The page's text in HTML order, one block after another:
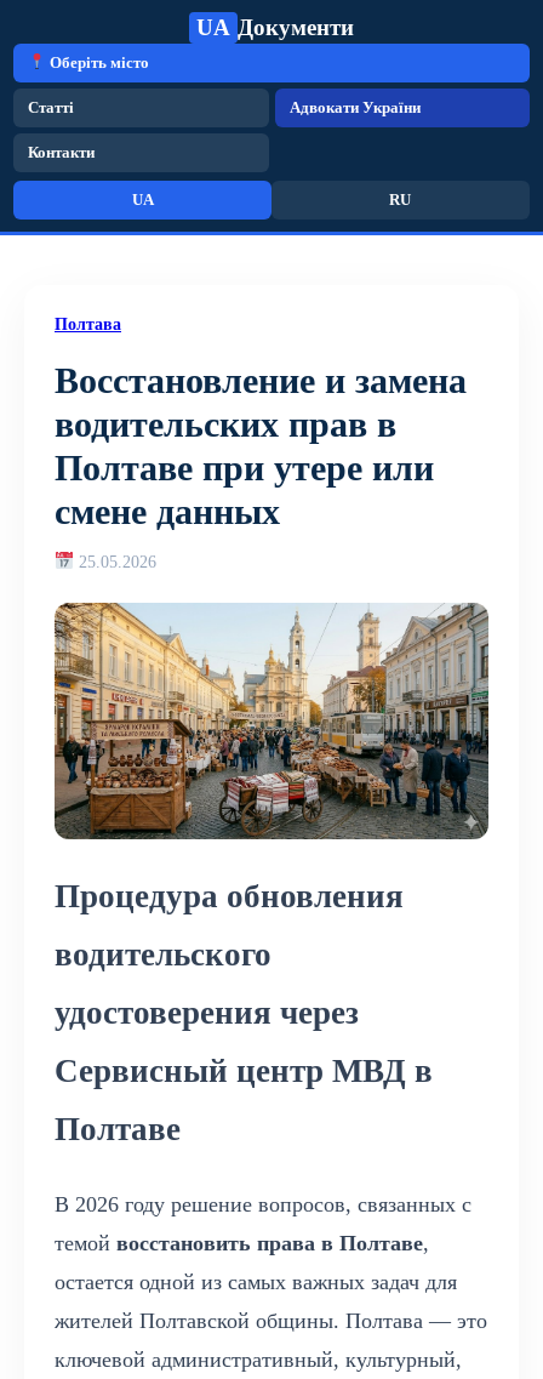
UA Документи
Оберіть місто
Статті Адвокати України
Контакти
UA RU
Полтава
Восстановление и замена
водительских прав в
Полтаве при утере или
смене данных
25.05.2026
Процедура обновления
водительского
удостоверения через
Сервисный центр МВД в
Полтаве
В 2026 году решение вопросов, связанных с
темой восстановить права в Полтаве,
остается одной из самых важных задач для
жителей Полтавской общины. Полтава — это
ключевой административный, культурный,